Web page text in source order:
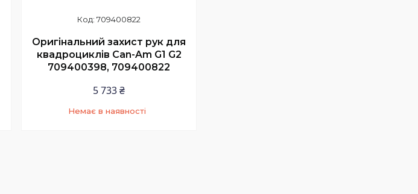
709400822
Оригінальний захист рук для
квадроциклів Can-Am G1 G2
709400398, 709400822
5 733 ₴
Немає в наявності